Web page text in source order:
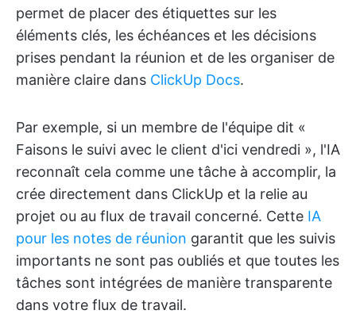
permet de placer des étiquettes sur les
éléments clés, les échéances et les décisions
prises pendant la réunion et de les organiser de
manière claire dans ClickUp Docs.
Par exemple, si un membre de l'équipe dit «
Faisons le suivi avec le client d'ici vendredi », l'IA
reconnaît cela comme une tâche à accomplir, la
crée directement dans ClickUp et la relie au
projet ou au flux de travail concerné. Cette IA
pour les notes de réunion garantit que les suivis
importants ne sont pas oubliés et que toutes les
tâches sont intégrées de manière transparente
dans votre flux de travail.